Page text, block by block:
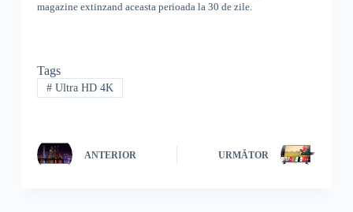
magazine extinzand aceasta perioada la 30 de zile.
Tags
#Ultra HD 4K
ANTERIOR URMĂTOR